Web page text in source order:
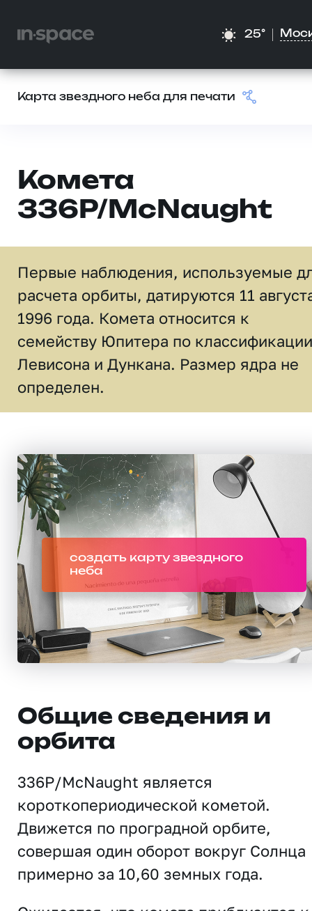
25°
Карта звездного неба для печати
Комета
336P/McNaught
Первые наблюдения, используемые
расчета орбиты, датируются 11
1996 года. Комета относится к
семейству Юпитера по классификации
Левисона и Дункана. Размер ядра не
определен.
создать карту звездного
неба
Общие сведения и
орбита
336P/McNaught является
короткопериодической кометой.
Движется по проградной орбите,
совершая один оборот вокруг Солнца
примерно за 10,60 земных года.